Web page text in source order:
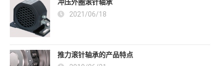
冲压外圈滚针轴承
2021/06/18
推力滚针轴承的产品特点